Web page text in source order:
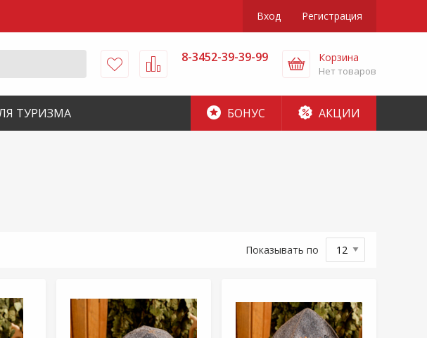
Вход Регистрация
8-3452-39-39-99 Корзина
Нет товаров
ТУРИЗМА БОНУС АКЦИИ
Показывать по